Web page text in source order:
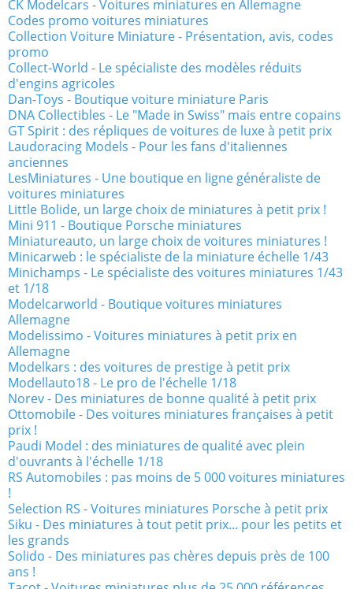
CK Modelcars - Voitures miniatures en Allemagne
Codes promo voitures miniatures
Collection Voiture Miniature - Présentation, avis, codes
promo
Collect-World - Le spécialiste des modèles réduits
d'engins agricoles
Dan-Toys - Boutique voiture miniature Paris
DNA Collectibles - Le "Made in Swiss" mais entre copains
GT Spirit : des répliques de voitures de luxe à petit prix
Laudoracing Models - Pour les fans d'italiennes
anciennes
LesMiniatures - Une boutique en ligne généraliste de
voitures miniatures
Little Bolide, un large choix de miniatures à petit prix !
Mini 911 - Boutique Porsche miniatures
Miniatureauto, un large choix de voitures miniatures !
Minicarweb : le spécialiste de la miniature échelle 1/43
Minichamps - Le spécialiste des voitures miniatures 1/43
et 1/18
Modelcarworld - Boutique voitures miniatures
Allemagne
Modelissimo - Voitures miniatures à petit prix en
Allemagne
Modelkars : des voitures de prestige à petit prix
Modellauto18 - Le pro de l'échelle 1/18
Norev - Des miniatures de bonne qualité à petit prix
Ottomobile - Des voitures miniatures françaises à petit
prix !
Paudi Model : des miniatures de qualité avec plein
d'ouvrants à l'échelle 1/18
RS Automobiles : pas moins de 5 000 voitures miniatures
!
Selection RS - Voitures miniatures Porsche à petit prix
Siku - Des miniatures à tout petit prix... pour les petits et
les grands
Solido - Des miniatures pas chères depuis près de 100
ans !